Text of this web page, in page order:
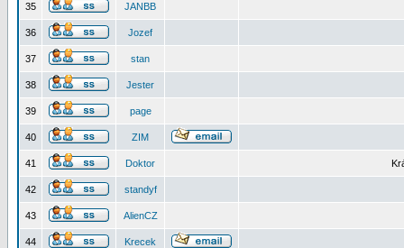
35 JANBB
36 Jozef
37 stan
38 Jester
39 page
40 ZIM
41 Doktor
42 standyf
43 AlienCZ
44 Krecek